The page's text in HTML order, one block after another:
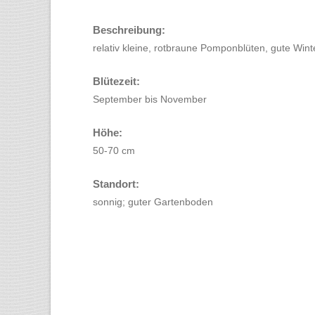
Beschreibung:
relativ kleine, rotbraune Pomponblüten, gute
Blütezeit:
September bis November
Höhe:
50-70 cm
Standort:
sonnig; guter Gartenboden